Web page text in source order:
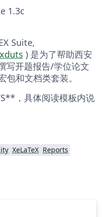
1.3c
Suite,
) 是为了帮助西安
写开题报告/学位论文
包和文档类套装。
，具体阅读模板内说
XeLaTeX Reports